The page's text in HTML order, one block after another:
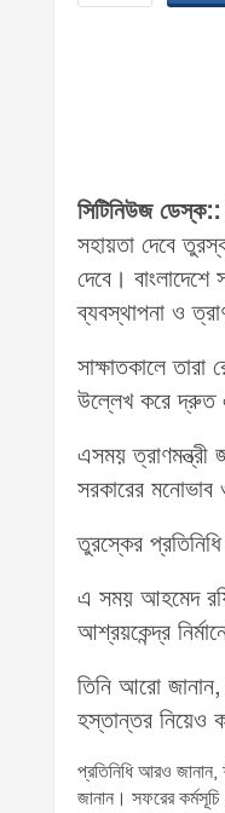
সিটিনিউজ ডেস্ক::
সহায়তা দেবে
দেবে।
ব্যবস্থাপনা ও
সাক্ষাতকালে তারা
উল্লেখ করে দ্রুত
এসময় ত্রাণমন্ত্রী
সরকারের
তুরস্কের
এ সময় আহমেদ
আশ্রয়কেন্দ্র
তিনি আরো
হস্তান্তর নিয়েও
প্রতিনিধি আরও জানান,
জানান। সফরের